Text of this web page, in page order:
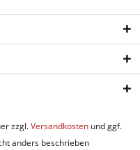
zzgl.Versandkosten und ggf.
anders beschrieben